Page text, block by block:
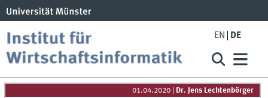
EN DE
01.04.2020 Dr. Jens Lechtenbörger